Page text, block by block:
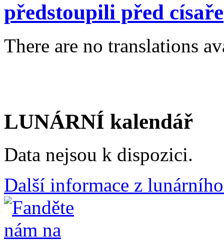
předstoupili před císaře
There are no translations
LUNÁRNÍ kalendář
Data nejsou k dispozici.
Další informace z